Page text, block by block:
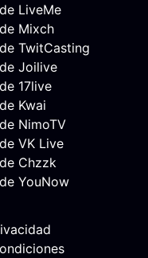
LiveMe
Mixch
TwitCasting
Joilive
17live
Kwai
NimoTV
VK Live
Chzzk
YouNow